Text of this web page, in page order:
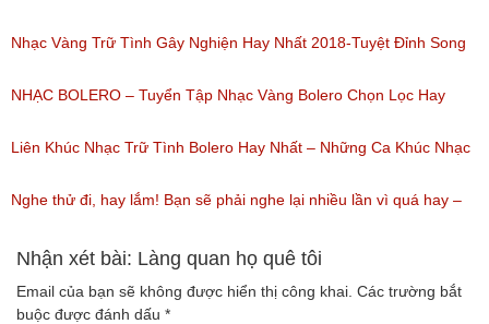
(Lượt nghe: 155)
Bài Hát Song Ca Nhạc Vàng Bolero Hay Nhất
(Lượt nghe: 218)
Nhạc Vàng Trữ Tình Gây Nghiện Hay Nhất 2018-Tuyệt Đỉnh Song
Ca Thiên Quang Quỳnh Trang Ngọt Ngào
(Lượt nghe: 219)
NHẠC BOLERO – Tuyển Tập Nhạc Vàng Bolero Chọn Lọc Hay
Nhất / Tuyệt Đỉnh Bolero
(Lượt nghe: 99)
Liên Khúc Nhạc Trữ Tình Bolero Hay Nhất – Những Ca Khúc Nhạc
Vàng Trữ Tình Hay Nhất 2018
(Lượt nghe: 75)
Nghe thử đi, hay lắm! Bạn sẽ phải nghe lại nhiều lần vì quá hay –
Nhạc miền Tây đặc sắc
(Lượt nghe: 46)
Nhận xét bài: Làng quan họ quê tôi
Email của bạn sẽ không được hiển thị công khai. Các trường bắt
buộc được đánh dấu *